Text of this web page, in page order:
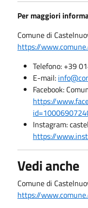
Per maggiori
Comune di
https://
Telefono: +39
E-mail:
Facebook:
https://
Instagram:
https://
Vedi anche
Comune di
https://